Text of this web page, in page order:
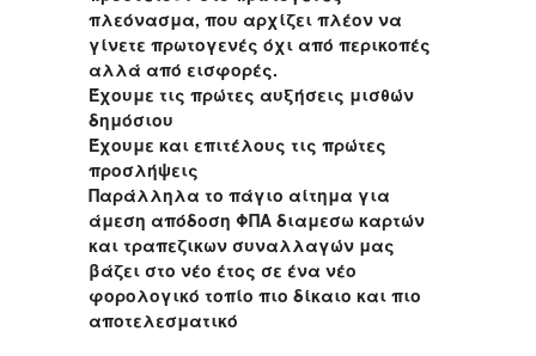
πλεόνασμα, που αρχίζει πλέον να
γίνετε πρωτογενές όχι από περικοπές
αλλά από εισφορές.
Έχουμε τις πρώτες αυξήσεις μισθών
δημόσιου
Έχουμε και επιτέλους τις πρώτες
προσλήψεις
Παράλληλα το πάγιο αίτημα για
άμεση απόδοση ΦΠΑ διαμεσω καρτών
και τραπεζικων συναλλαγών μας
βάζει στο νέο έτος σε ένα νέο
φορολογικό τοπίο πιο δίκαιο και πιο
αποτελεσματικό